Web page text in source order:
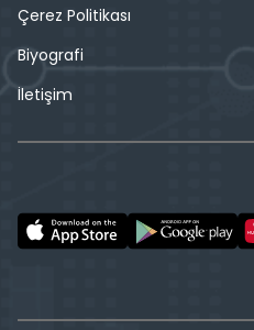
Çerez Politikası
Biyografi
İletişim